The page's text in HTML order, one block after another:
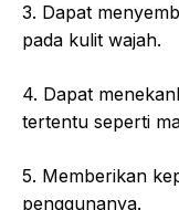
3. Dapat
pada kulit wajah.
4. Dapat
tertentu seperti
5. Memberikan
penggunanya.